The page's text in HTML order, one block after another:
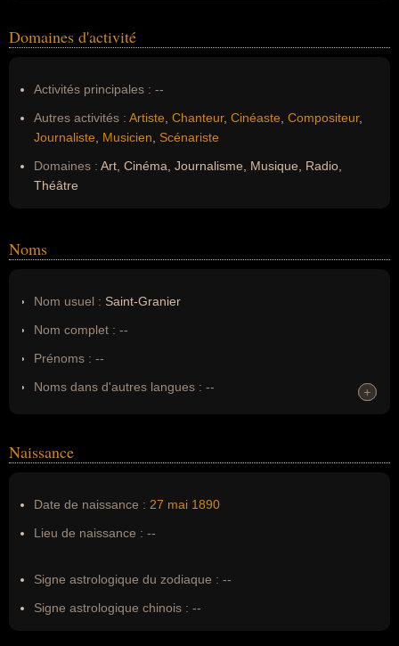
Domaines d'activité
Activités principales : --
Autres activités : Artiste Chanteur, Cinéaste Compositeur,
Journaliste
Musicien
Scénariste
Domaines : Art, Cinéma, Journalisme, Musique, Radio,
Théâtre
Noms
Nom usuel : Saint-Granier
Nom complet : --
Prénoms : --
Noms dans d'autres langues : --
Nom de famille :Saint-Granier
+
+
Naissance
Date de naissance : 27 mai 1890
Lieu de naissance : --
Signe astrologique du zodiaque : --
Signe astrologique chinois : --